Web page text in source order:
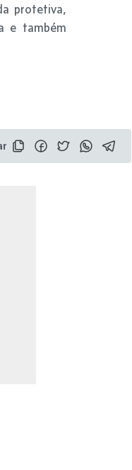
protetiva,
e também